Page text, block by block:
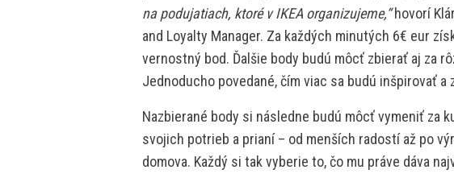
na podujatiach, ktoré v IKEA organizujeme,“hovorí
and Loyalty Manager. Za každých minutých 6€ eur
vernostný bod. Ďalšie body budú môcť zbierať aj za
Jednoducho povedané, čím viac sa budú inšpirovať a
Nazbierané body si následne budú môcť vymeniť za
svojich potrieb a prianí – od menších radostí až po
domova. Každý si tak vyberie to, čo mu práve dáva